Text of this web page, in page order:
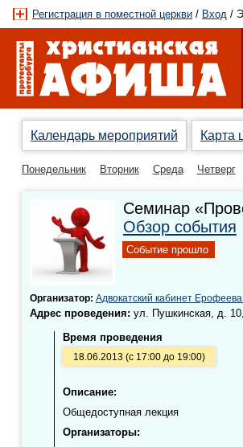
Регистрация в поместной церкви / Вход /
Календарь мероприятий Карта
Понедельник Вторник Среда Четверг
Семинар
Обзор события
Событие прошло
Организатор: Адвокатский кабинет
Адрес проведения: ул. Пушкинская, д.
Время проведения
18.06.2013 (с 17:00 до 19:00)
Описание:
Общедоступная лекция
Организаторы: